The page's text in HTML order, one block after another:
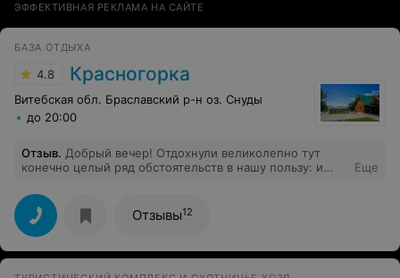
ЭФФЕКТИВНАЯ РЕКЛАМА НА САЙТЕ
БАЗА ОТДЫХА
4.8 Красногорка
Витебская обл. Браславский р-н оз. Снуды
до 20:00
Отзыв. Добрый вечер! Отдохнули великолепно тут
конечно целый ряд обстоятельств в нашу пользу: и
"пионерлагерь" детей, и конечно же место у вас
волшебное. Все очень понравилось, номер был
чистый, очень удивил и порадовал большой
холодильник, за это отдельное спасибо. Персонал
очень приветливый.
Еще
Отзывы12